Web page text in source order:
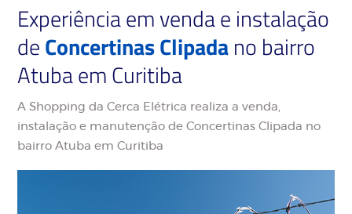
Experiência em venda e instalação
deConcertinas Clipadano bairro
Atuba em Curitiba
A Shopping da Cerca Elétrica realiza a venda,
instalação e manutenção de Concertinas Clipada no
bairro Atuba em Curitiba